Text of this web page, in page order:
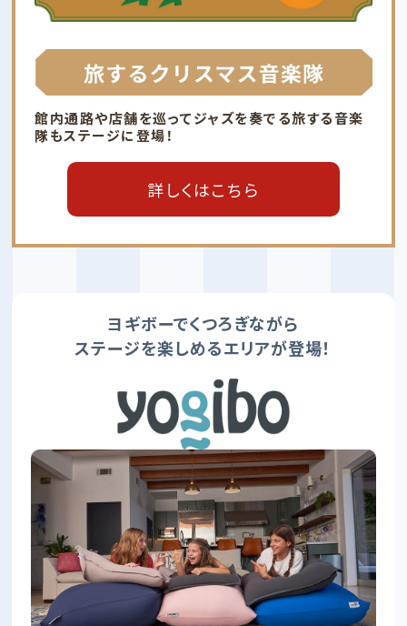
館内通路や店舗を巡ってジャズを奏でる旅する音楽
隊もステージに登場！
詳しくはこちら
ヨギボーでくつろぎながら
ステージを楽しめるエリアが登場！